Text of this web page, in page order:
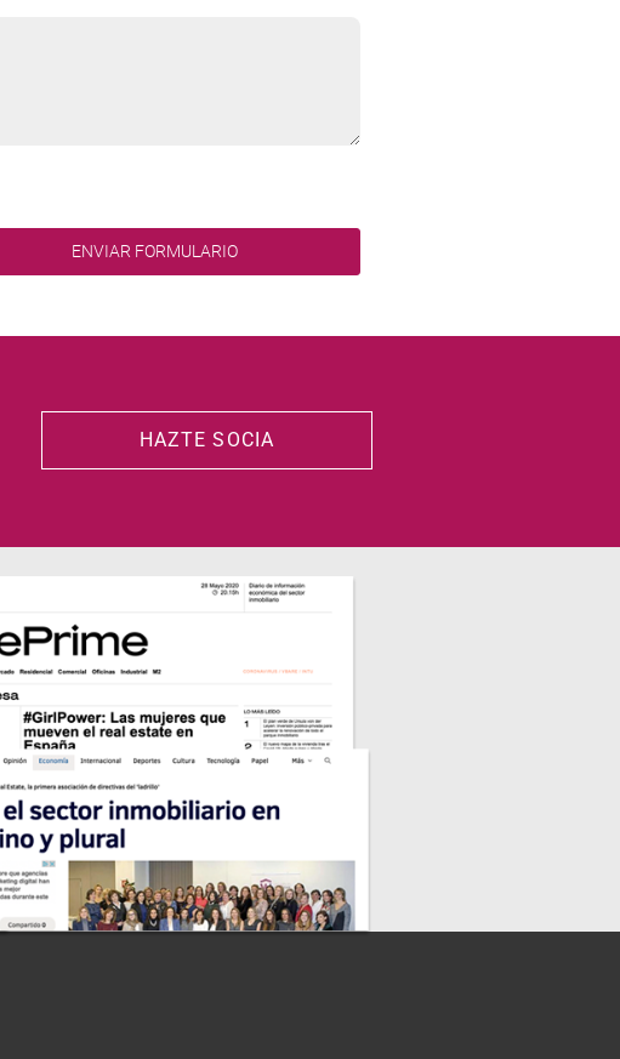
HAZTE SOCIA